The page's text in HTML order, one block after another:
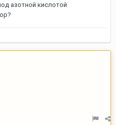
азотной кислотой